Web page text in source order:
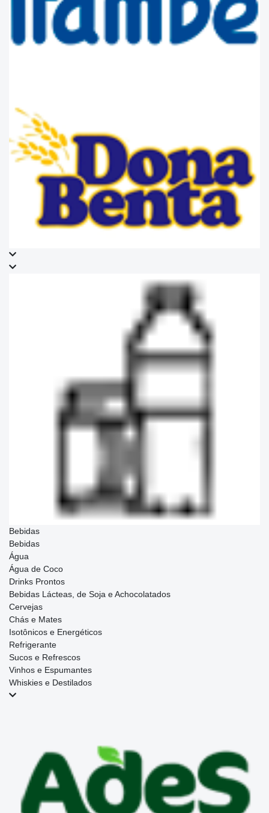
Bebidas
Bebidas
Água
Água de Coco
Drinks Prontos
Bebidas Lácteas, de Soja e Achocolatados
Cervejas
Chás e Mates
Isotônicos e Energéticos
Refrigerante
Sucos e Refrescos
Vinhos e Espumantes
Whiskies e Destilados